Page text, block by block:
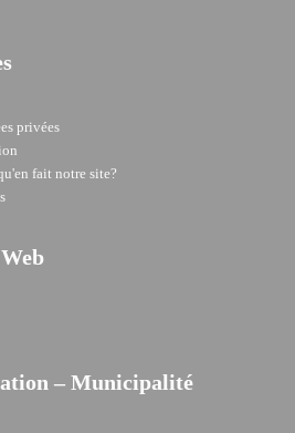
privées
fait notre site?
– Municipalité